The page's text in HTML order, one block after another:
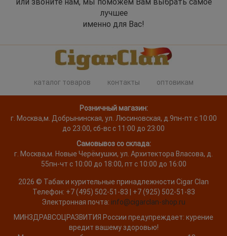
лучшее
именно для Вас!
каталог товаров контакты оптовикам
Розничный магазин:
г. Москва,м. Добрынинская, ул. Люсиновская, д.9пн-пт с 10:00
до 23:00, сб-вс с 11:00 до 23:00
Самовывоз со склада:
г. Москва,м. Новые Черёмушки, ул. Архитектора Власова, д.
55пн-чт с 10:00 до 18:00, пт с 10:00 до 16:00
2026 © Табак и курительные принадлежности Cigar Clan
Телефон: +7 (495) 502-51-83 | +7 (925) 502-51-83
Электронная почта: info@cigarclan-shop.ru
МИНЗДРАВСОЦРАЗВИТИЯ России предупреждает: курение
вредит вашему здоровью!